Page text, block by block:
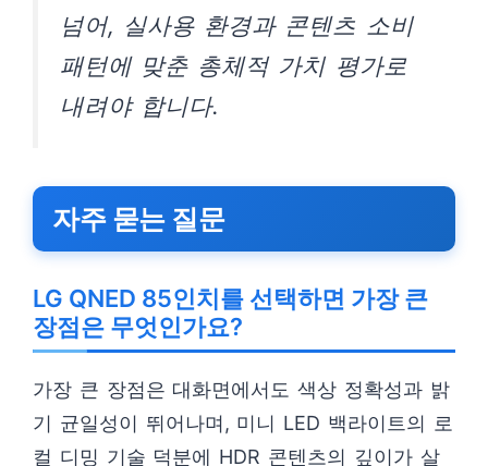
넘어, 실사용 환경과 콘텐츠 소비
패턴에 맞춘 총체적 가치 평가로
내려야 합니다.
자주 묻는 질문
LG QNED 85인치를 선택하면 가장 큰
장점은 무엇인가요?
가장 큰 장점은 대화면에서도 색상 정확성과 밝
기 균일성이 뛰어나며, 미니 LED 백라이트의 로
컬 디밍 기술 덕분에 HDR 콘텐츠의 깊이가 살